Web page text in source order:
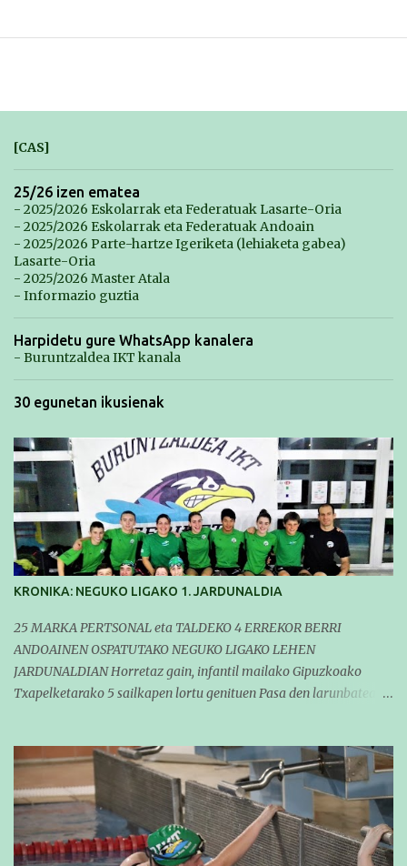
[CAS]
25/26 izen ematea
- 2025/2026 Eskolarrak eta Federatuak Lasarte-Oria
- 2025/2026 Eskolarrak eta Federatuak Andoain
- 2025/2026 Parte-hartze Igeriketa (lehiaketa gabea)
Lasarte-Oria
- 2025/2026 Master Atala
- Informazio guztia
Harpidetu gure WhatsApp kanalera
- Buruntzaldea IKT kanala
30 egunetan ikusienak
KRONIKA: NEGUKO LIGAKO 1. JARDUNALDIA
25 MARKA PERTSONAL eta TALDEKO 4 ERREKOR BERRI
ANDOAINEN OSPATUTAKO NEGUKO LIGAKO LEHEN
JARDUNALDIAN Horretaz gain, infantil mailako Gipuzkoako
Txapelketarako 5 sailkapen lortu genituen Pasa den larunbatean
hartzen. Bertan gure taldeko 16 igerilari aritu ziren. Denboraldiari
hasera ona eman zioten gue taldekideek. Ohikoa den bezela, garai
honetan entrenamendua da jardueraren funtsa eta hori alde
batera utzi gabe ekin zioten beti gogotsu hartzen duten
denboraldiko lehen jardunaldiari. Entrenamenduan buru belarri